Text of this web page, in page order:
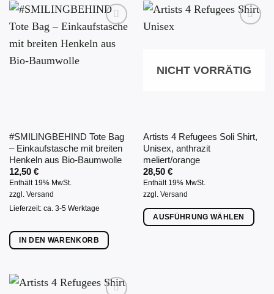
weist
mehrere
Varianten
Die
Produktseite
gewählt
werden
#SMILINGBEHIND Tote Bag
– Einkaufstasche mit breiten
Henkeln aus Bio-Baumwolle
12,50 €
Enthält 19% MwSt.
zzgl. Versand
Lieferzeit: ca. 3-5 Werktage
IN DEN WARENKORB
NICHT VORRÄTIG
Artists 4 Refugees Soli Shirt,
Unisex, anthrazit
meliert/orange
28,50 €
Enthält 19% MwSt.
zzgl. Versand
AUSFÜHRUNG WÄHLEN